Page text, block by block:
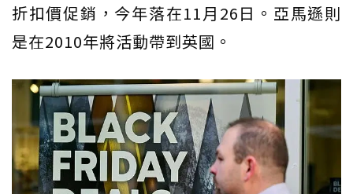
折扣價促銷，今年落在11月26日。亞馬遜則
是在2010年將活動帶到英國。